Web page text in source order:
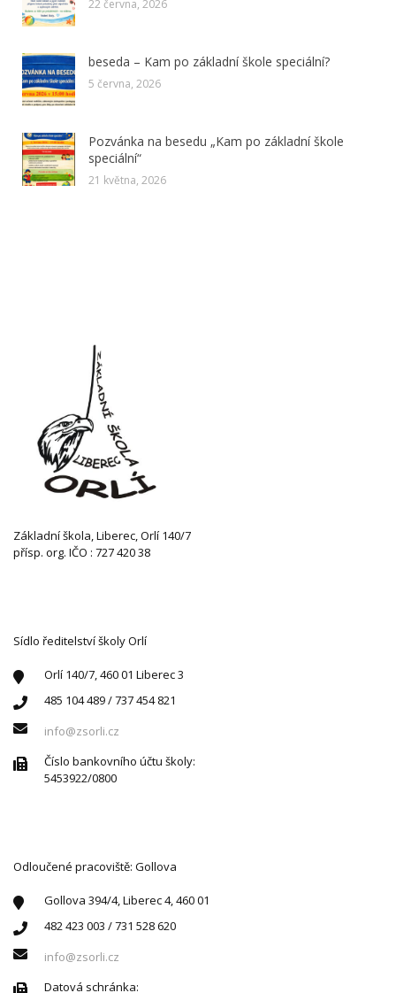
22 června, 2026
beseda – Kam po základní škole speciální?
5 června, 2026
Pozvánka na besedu „Kam po základní škole
speciální“
21 května, 2026
Základní škola, Liberec, Orlí 140/7
přísp. org. IČO : 727 420 38
Sídlo ředitelství školy Orlí
Orlí 140/7, 460 01 Liberec 3
485 104 489 / 737 454 821
info@zsorli.cz
Číslo bankovního účtu školy:
5453922/0800
Odloučené pracoviště: Gollova
Gollova 394/4, Liberec 4, 460 01
482 423 003 / 731 528 620
info@zsorli.cz
Datová schránka: